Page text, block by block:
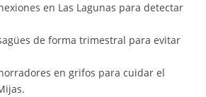
en Las Lagunas para detectar
de forma trimestral para evitar
en grifos para cuidar el